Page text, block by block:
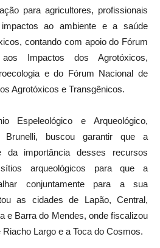
para agricultores, profissionais
ao ambiente e a saúde
contando com apoio do Fórum
Impactos dos Agrotóxicos,
e do Fórum Nacional de
Agrotóxicos e Transgênicos.
Espeleológico e Arqueológico,
Brunelli, buscou garantir que a
da importância desses recursos
arqueológicos para que a
conjuntamente para a sua
as cidades de Lapão, Central,
e Barra do Mendes, onde fiscalizou
Largo e a Toca do Cosmos.